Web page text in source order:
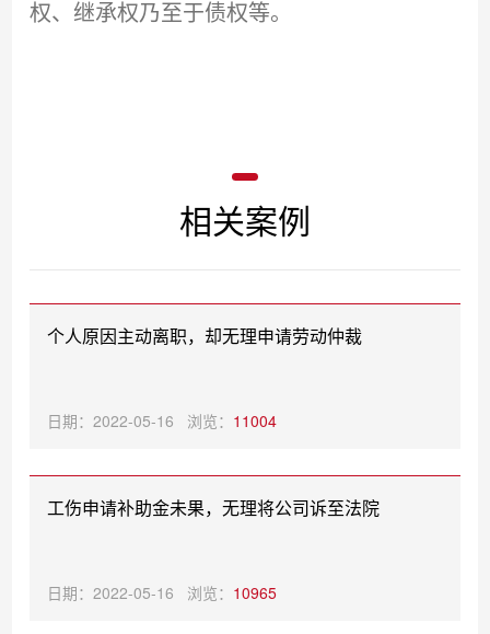
权、继承权乃至于债权等。
相关案例
个人原因主动离职，却无理申请劳动仲裁
日期：2022-05-16 浏览： 11004
工伤申请补助金未果，无理将公司诉至法院
日期：2022-05-16 浏览： 10965